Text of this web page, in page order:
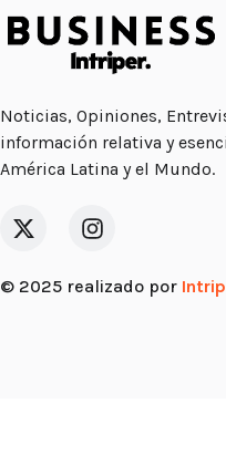
Noticias, Opiniones,
información relativa y
América Latina y el Mundo.
© 2025 realizado por